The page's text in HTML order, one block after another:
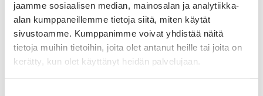
jaamme sosiaalisen median, mainosalan ja analytiikka-
alan kumppaneillemme tietoja siitä, miten käytät
sivustoamme. Kumppanimme voivat yhdistää näitä
tietoja muihin tietoihin, joita olet antanut heille tai joita on
kerätty, kun olet käyttänyt heidän palvelujaan.
Perustuu 0 arvioon